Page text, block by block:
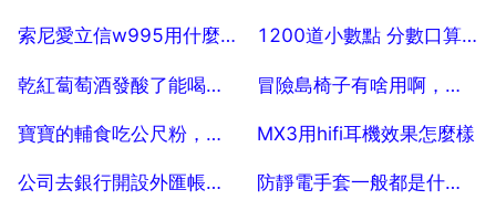
2025-07-29 2025-07-29
索尼愛立信w995用什麼耳機音質最好
2025-07-29
1200道小數點 分數口算題加答案
2025-07-29
乾紅蔔萄酒發酸了能喝喝嗎
2025-07-29
冒險島椅子有啥用啊，冒險島裡的椅子幹嘛用的，用後會消失嗎？
2025-07-29
寶寶的輔食吃公尺粉，有什麼好的牌子推薦一下麼？
2025-07-29
MX3用hifi耳機效果怎麼樣
2025-07-29
公司去銀行開設外匯帳戶時需要帶什麼資料 防靜電手套一般都是什麼店有賣